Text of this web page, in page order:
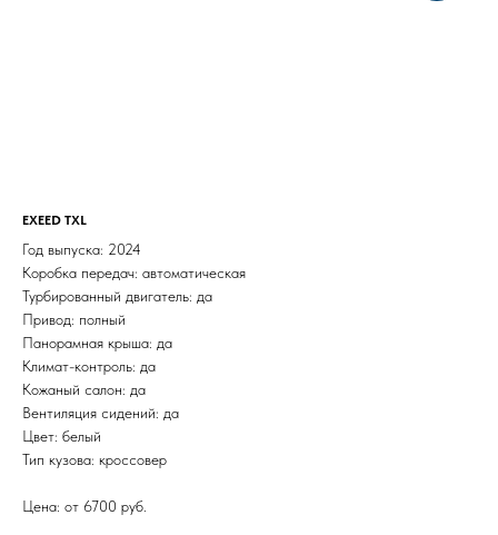
EXEED TXL
Год выпуска: 2024
Коробка передач: автоматическая
Турбированный двигатель: да
Привод: полный
Панорамная крыша: да
Климат-контроль: да
Кожаный салон: да
Вентиляция сидений: да
Цвет: белый
Тип кузова: кроссовер
Цена: от 6700 руб.